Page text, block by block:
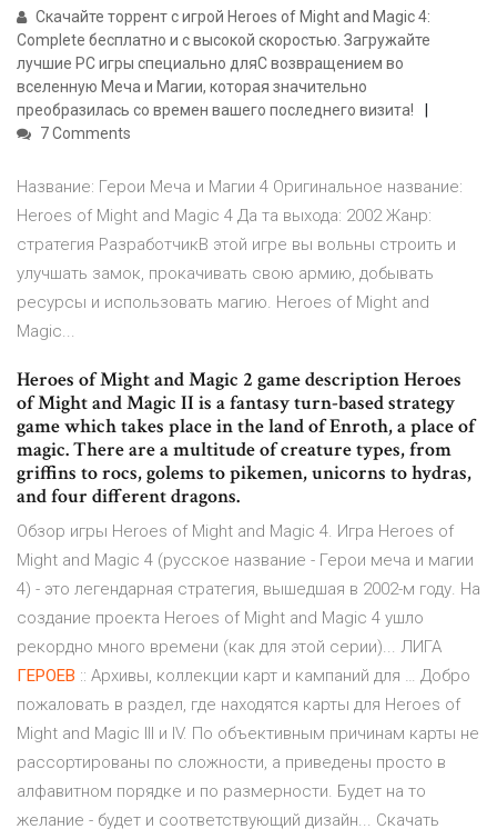
Скачайте торрент с игрой Heroes of Might and Magic 4:
Complete бесплатно и с высокой скоростью. Загружайте
лучшие PC игры специально дляС возвращением во
вселенную Меча и Магии, которая значительно
преобразилась со времен вашего последнего визита!
7 Comments
Название: Герои Меча и Магии 4 Оригинальное название:
Heroes of Might and Magic 4 Да та выхода: 2002 Жанр:
стратегия РазработчикВ этой игре вы вольны строить и
улучшать замок, прокачивать свою армию, добывать
ресурсы и использовать магию. Heroes of Might and
Magic...
Heroes of Might and Magic 2 game description Heroes
of Might and Magic II is a fantasy turn-based strategy
game which takes place in the land of Enroth, a place of
magic. There are a multitude of creature types, from
griffins to rocs, golems to pikemen, unicorns to hydras,
and four different dragons.
Обзор игры Heroes of Might and Magic 4. Игра Heroes of
Might and Magic 4 (русское название - Герои меча и магии
4) - это легендарная стратегия, вышедшая в 2002-м году. На
создание проекта Heroes of Might and Magic 4 ушло
рекордно много времени (как для этой серии)... ЛИГА
ГЕРОЕВ :: Архивы, коллекции карт и кампаний для … Добро
пожаловать в раздел, где находятся карты для Heroes of
Might and Magic III и IV. По объективным причинам карты не
рассортированы по сложности, а приведены просто в
алфавитном порядке и по размерности. Будет на то
желание - будет и соответствующий дизайн... Скачать